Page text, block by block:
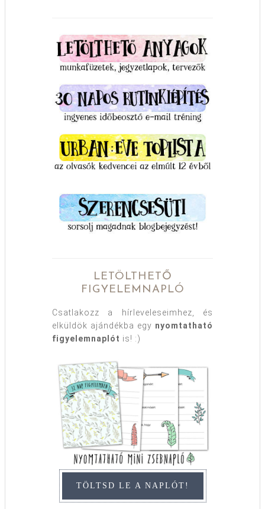
LETÖLTHETŐ
FIGYELEMNAPLÓ
Csatlakozz a hírleveleseimhez, és
elküldök ajándékba egy nyomtatható
figyelemnaplót is! :)
TÖLTSD LE A NAPLÓT!